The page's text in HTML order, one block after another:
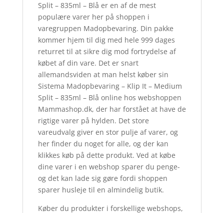
Split – 835ml – Blå er en af de mest
populære varer her på shoppen i
varegruppen Madopbevaring. Din pakke
kommer hjem til dig med hele 999 dages
returret til at sikre dig mod fortrydelse af
købet af din vare. Det er snart
allemandsviden at man helst køber sin
Sistema Madopbevaring – Klip It – Medium
Split – 835ml – Blå online hos webshoppen
Mammashop.dk, der har forstået at have de
rigtige varer på hylden. Det store
vareudvalg giver en stor pulje af varer, og
her finder du noget for alle, og der kan
klikkes køb på dette produkt. Ved at købe
dine varer i en webshop sparer du penge-
og det kan lade sig gøre fordi shoppen
sparer husleje til en almindelig butik.
Køber du produkter i forskellige webshops,